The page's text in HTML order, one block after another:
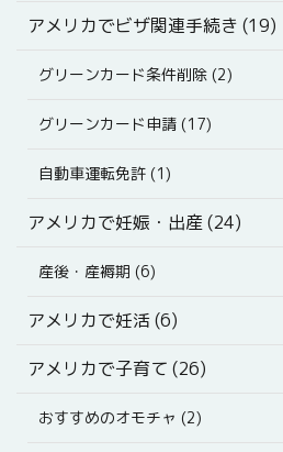
アメリカでビザ関連手続き (19)
グリーンカード条件削除 (2)
グリーンカード申請 (17)
自動車運転免許 (1)
アメリカで妊娠・出産 (24)
産後・産褥期 (6)
アメリカで妊活 (6)
アメリカで子育て (26)
おすすめのオモチャ (2)